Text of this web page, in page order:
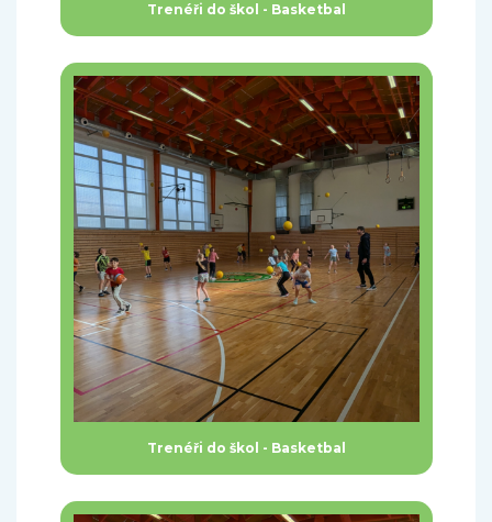
Trenéři do škol - Basketbal
Trenéři do škol - Basketbal